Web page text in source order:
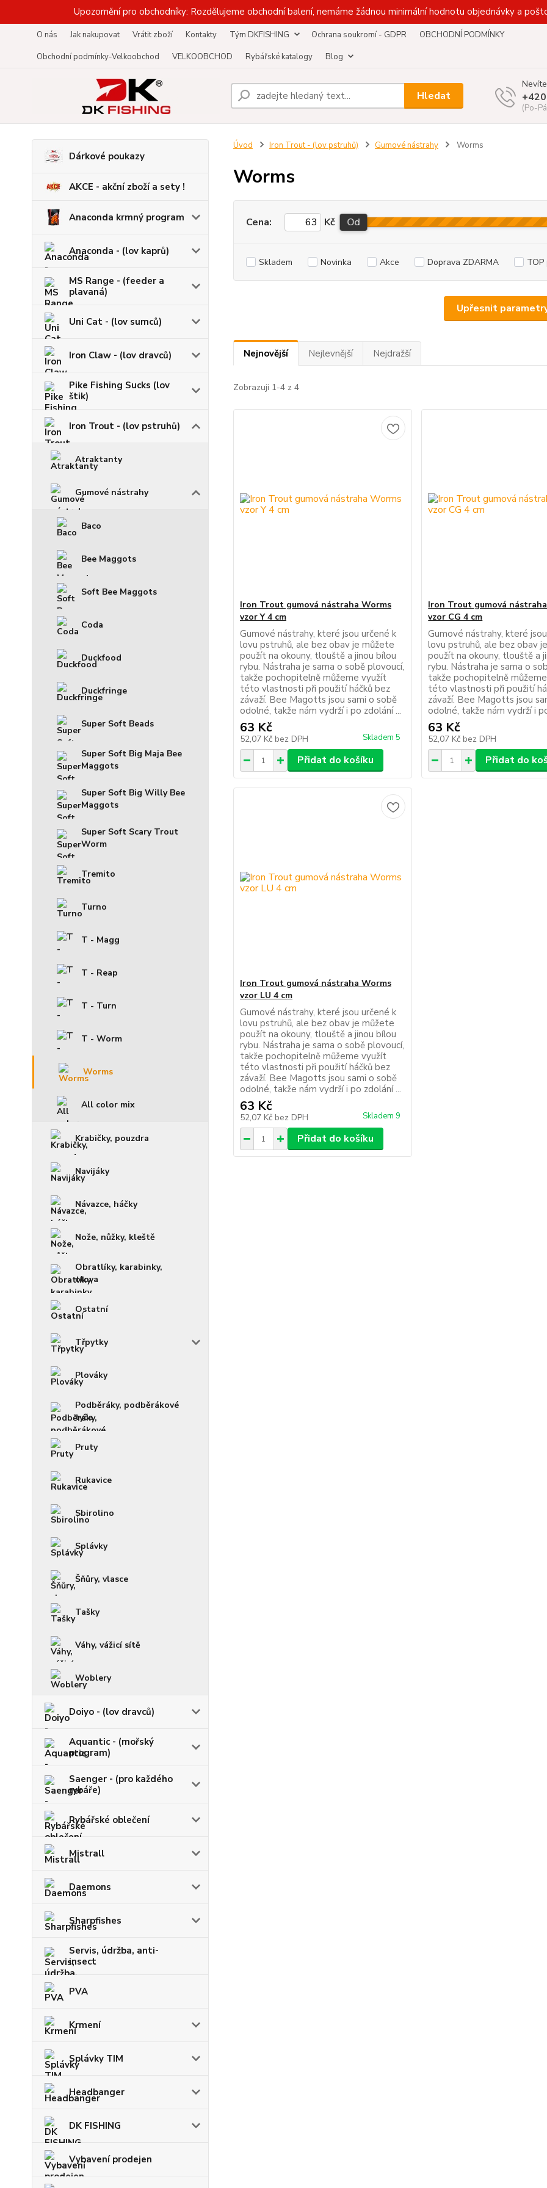
Upozornění pro obchodníky: Rozdělujeme obchodní balení, nemáme žádnou minimální hodnotu objednávky a
O nás Jak nakupovat Vrátit zboží Kontakty Tým DKFISHING Ochrana soukromí - GDPR
OBCHODNÍ PODMÍNKY
Obchodní podmínky-Velkoobchod
VELKOOBCHOD Rybářské katalogy Blog
Hledat
(Po-
Dárkové poukazy
AKCE - akční zboží a sety !
Anaconda krmný program
Anaconda - (lov kaprů)
MS Range - (feeder a
plavaná)
Uni Cat - (lov sumců)
Iron Claw - (lov dravců)
Pike Fishing Sucks (lov
štik)
Iron Trout - (lov pstruhů)
Atraktanty
Gumové nástrahy
Baco
Bee Maggots
Soft Bee Maggots
Coda
Duckfood
Duckfringe
Super Soft Beads
Super Soft Big Maja Bee
Maggots
Super Soft Big Willy Bee
Maggots
Super Soft Scary Trout
Worm
Tremito
Turno
T - Magg
T - Reap
T - Turn
T - Worm
Worms
All color mix
Krabičky, pouzdra
Navijáky
Návazce, háčky
Nože, nůžky, kleště
Obratlíky, karabinky,
olova
Ostatní
Třpytky
Plováky
Podběráky, podběrákové
tyče
Pruty
Rukavice
Sbirolino
Splávky
Šňůry, vlasce
Tašky
Váhy, vážicí sítě
Woblery
Doiyo - (lov dravců)
Aquantic - (mořský
program)
Saenger - (pro každého
rybáře)
Rybářské oblečení
Mistrall
Daemons
Sharpfishes
Servis, údržba, anti-
insect
PVA
Krmení
Splávky TIM
Headbanger
DK FISHING
Vybavení prodejen
Úvod Iron Trout - (lov pstruhů) Gumové nástrahy Worms
Worms
Upřesnit
Cena: Kč Od
Skladem Novinka Akce Doprava ZDARMA
Nejnovější Nejlevnější Nejdražší
Zobrazuji 1-4 z 4
Iron Trout gumová nástraha Worms
vzor Y 4 cm
Gumové nástrahy, které jsou určené k
lovu pstruhů, ale bez obav je můžete
použít na okouny, tlouště a jinou bílou
rybu. Nástraha je sama o sobě plovoucí,
takže pochopitelně můžeme využít
této vlastnosti při použití háčků bez
závaží. Bee Magotts jsou sami o sobě
odolné, takže nám vydrží i po zdolání ...
63 Kč
52,07 Kč bez DPH Skladem 5
Přidat do košíku
Iron Trout gumová
vzor CG 4 cm
Gumové nástrahy, které
lovu pstruhů, ale bez obav
použít na okouny, tlouště a
rybu. Nástraha je sama o
takže pochopitelně
této vlastnosti při použití
závaží. Bee Magotts jsou
odolné, takže nám vydrží i
63 Kč
52,07 Kč bez DPH
Přidat do
Iron Trout gumová nástraha Worms
vzor LU 4 cm
Gumové nástrahy, které jsou určené k
lovu pstruhů, ale bez obav je můžete
použít na okouny, tlouště a jinou bílou
rybu. Nástraha je sama o sobě plovoucí,
takže pochopitelně můžeme využít
této vlastnosti při použití háčků bez
závaží. Bee Magotts jsou sami o sobě
odolné, takže nám vydrží i po zdolání ...
63 Kč
52,07 Kč bez DPH Skladem 9
Přidat do košíku